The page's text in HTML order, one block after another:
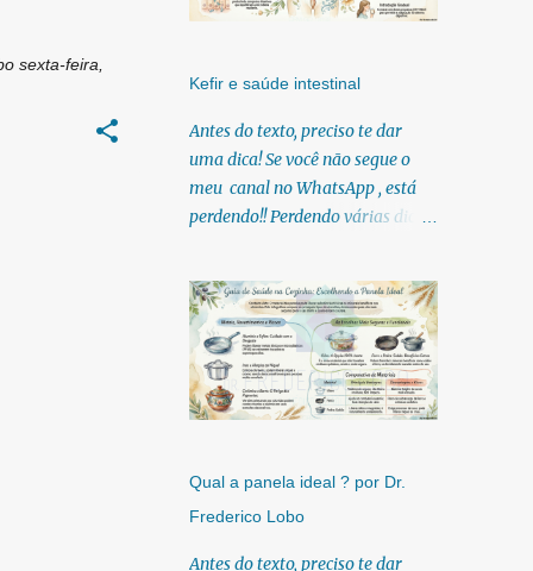
sexta-feira,
Kefir e saúde intestinal
Antes do texto, preciso te dar
uma dica! Se você não segue o
meu canal no WhatsApp , está
perdendo!! Perdendo várias dicas,
infográficos, o link para
download dos meus e-books.
Para acessar clique no link:
https://whatsapp.com/channel/0
029Vb6U4AqKgsNzkBhubA40
diretos e práticos sobre saúde,
baseadas em ciência de verdade,
Qual a panela ideal ? por Dr.
Frederico Lobo
Antes do texto, preciso te dar